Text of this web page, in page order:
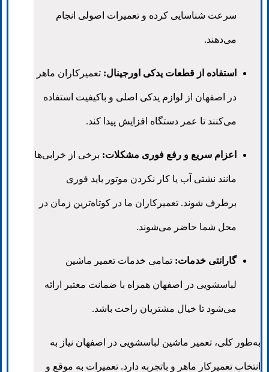
سرعت شناسایی کرده و تعمیرات اصولی انجام
می‌دهند.
استفاده از قطعات یدکی اورجینال: تعمیرکاران ماهر
در اصفهان از لوازم یدکی اصلی و باکیفیت استفاده
می‌کنند تا عمر دستگاه افزایش پیدا کند.
اعزام سریع و رفع فوری مشکلات: برخی از خرابی‌ها
مانند نشتی آب یا کار نکردن موتور باید فوری
برطرف شوند. تعمیرکاران ما در کوتاه‌ترین زمان در
محل شما حاضر می‌شوند.
گارانتی خدمات: تمامی خدمات تعمیر ماشین
لباسشویی در اصفهان همراه با ضمانت معتبر ارائه
می‌شود تا خیال مشتریان راحت باشد.
به‌طور کلی، تعمیر ماشین لباسشویی در اصفهان نیاز به
انتخاب تعمیرکار ماهر و باتجربه دارد. تعمیرات به موقع و